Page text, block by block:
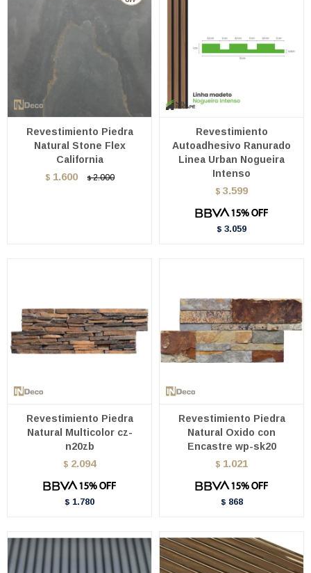
Revestimiento Piedra
Natural Stone Flex
California
$ 1.600 $ 2.000
Revestimiento
Autoadhesivo Ranurado
Linea Urban Nogueira
Intenso
$ 3.599
$ 3.059
Revestimiento Piedra
Natural Multicolor cz-
n20zb
$ 2.094
$ 1.780
Revestimiento Piedra
Natural Oxido con
Encastre wp-sk20
$ 1.021
$ 868